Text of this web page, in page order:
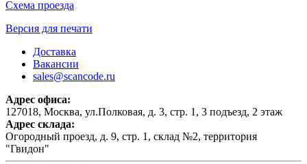
Схема проезда
Версия для печати
Доставка
Вакансии
sales@scancode.ru
Адрес офиса:
127018, Москва, ул.Полковая, д. 3, стр. 1, 3 подъезд, 2 этаж
Адрес склада:
Огородный проезд, д. 9, стр. 1, склад №2, территория
"Гвидон"